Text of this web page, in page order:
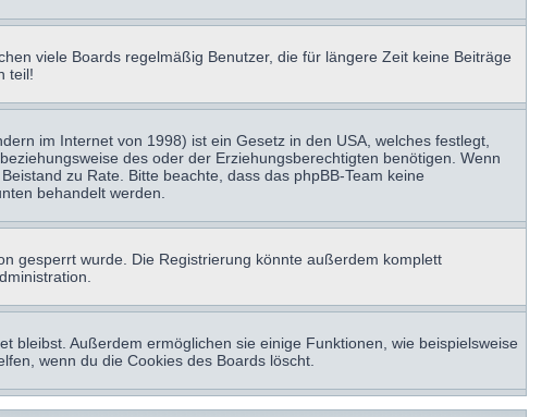
viele Boards regelmäßig Benutzer, die für längere Zeit keine Beiträge
teil!
im Internet von 1998) ist ein Gesetz in den USA, welches festlegt,
des oder der Erziehungsberechtigten benötigen. Wenn
zu Rate. Bitte beachte, dass das phpBB-Team keine
behandelt werden.
gesperrt wurde. Die Registrierung könnte außerdem komplett
bleibst. Außerdem ermöglichen sie einige Funktionen, wie beispielsweise
wenn du die Cookies des Boards löscht.